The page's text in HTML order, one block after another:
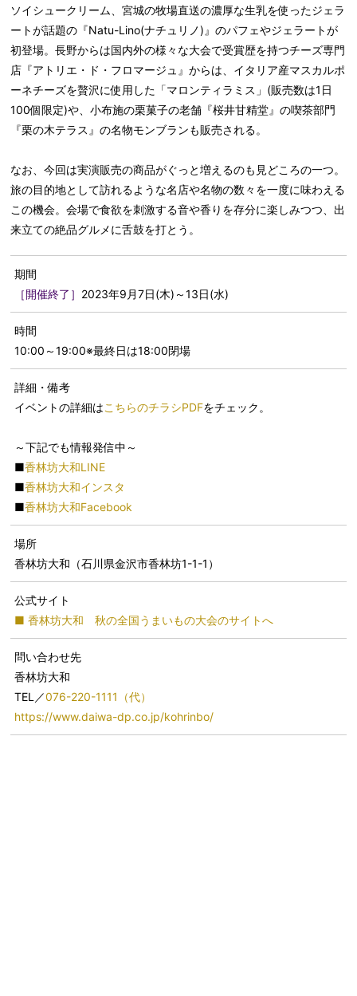
ソイシュークリーム、宮城の牧場直送の濃厚な生乳を使ったジェラ
ートが話題の『Natu-Lino(ナチュリノ)』のパフェやジェラートが
初登場。長野からは国内外の様々な大会で受賞歴を持つチーズ専門
店『アトリエ・ド・フロマージュ』からは、イタリア産マスカルポ
ーネチーズを贅沢に使用した「マロンティラミス」(販売数は1日
100個限定)や、小布施の栗菓子の老舗『桜井甘精堂』の喫茶部門
『栗の木テラス』の名物モンブランも販売される。
なお、今回は実演販売の商品がぐっと増えるのも見どころの一つ。
旅の目的地として訪れるような名店や名物の数々を一度に味わえる
この機会。会場で食欲を刺激する音や香りを存分に楽しみつつ、出
来立ての絶品グルメに舌鼓を打とう。
期間
［開催終了］ 2023年9月7日(木)～13日(水)
時間
10:00～19:00※最終日は18:00閉場
詳細・備考
イベントの詳細はこちらのチラシPDFをチェック。
～下記でも情報発信中～
■香林坊大和LINE
■香林坊大和インスタ
■香林坊大和Facebook
場所
香林坊大和（石川県金沢市香林坊1-1-1）
公式サイト
■ 香林坊大和 秋の全国うまいもの大会のサイトへ
問い合わせ先
香林坊大和
TEL／076-220-1111（代）
https://www.daiwa-dp.co.jp/kohrinbo/